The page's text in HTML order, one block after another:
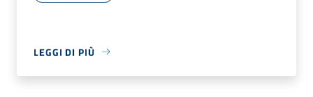
LEGGI DI PIÙ